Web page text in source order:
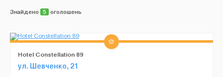
Знайдено 5 оголошень
Hotel Constellation 89
ул. Шевченко, 21